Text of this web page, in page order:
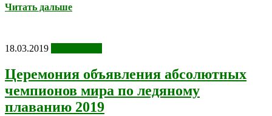
Читать дальше
18.03.2019
Церемония объявления абсолютных
чемпионов мира по ледяному
плаванию 2019